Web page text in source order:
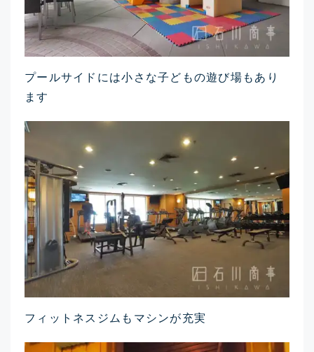
プールサイドには小さな子どもの遊び場もあり
ます
フィットネスジムもマシンが充実